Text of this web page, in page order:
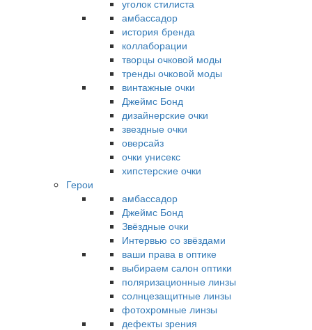
уголок стилиста
амбассадор
история бренда
коллаборации
творцы очковой моды
тренды очковой моды
винтажные очки
Джеймс Бонд
дизайнерские очки
звездные очки
оверсайз
очки унисекс
хипстерские очки
Герои
амбассадор
Джеймс Бонд
Звёздные очки
Интервью со звёздами
ваши права в оптике
выбираем салон оптики
поляризационные линзы
солнцезащитные линзы
фотохромные линзы
дефекты зрения